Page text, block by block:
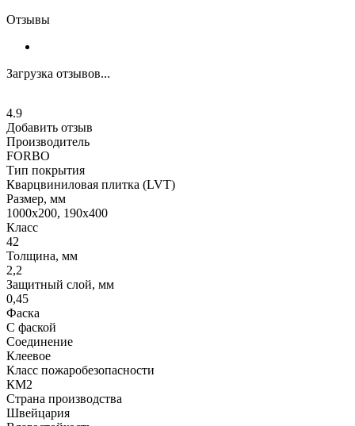
Отзывы
Загрузка отзывов...
4.9
Добавить отзыв
Производитель
FORBO
Тип покрытия
Кварцвиниловая плитка (LVT)
Размер, мм
1000x200, 190x400
Класс
42
Толщина, мм
2,2
Защитный слой, мм
0,45
Фаска
С фаской
Соединение
Клеевое
Класс пожаробезопасности
КМ2
Страна производства
Швейцария